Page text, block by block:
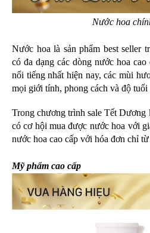
Nước hoa
Nước hoa là sản phẩm best seller
có đa dạng các dòng nước hoa
nổi tiếng nhất hiện nay, các mùi
mọi giới tính, phong cách và độ tuổi
Trong chương trình sale Tết Dương
có cơ hội mua được nước hoa với
nước hoa cao cấp với hóa đơn chỉ
Mỹ phẩm cao cấp